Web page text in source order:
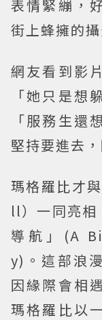
表情緊繃，
街上蜂擁的攝
網友看到影
「她只是想
「服務生還
堅持要進去
瑪格羅比才
ll）一同亮相
導航」(A
y)。這部浪
因緣際會相
瑪格羅比以